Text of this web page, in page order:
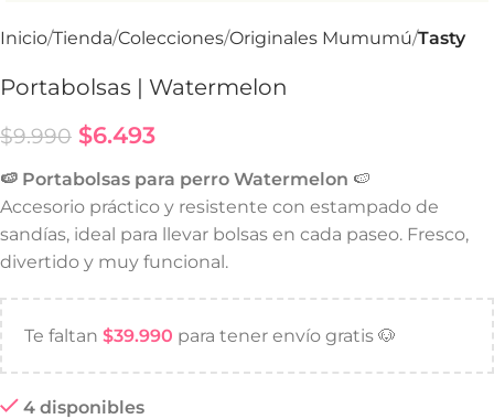
Inicio Tienda Colecciones Originales Mumumú Tasty
Portabolsas | Watermelon
$9.990 $6.493
🍉 Portabolsas para perro Watermelon 🍉
Accesorio práctico y resistente con estampado de
sandías, ideal para llevar bolsas en cada paseo. Fresco,
divertido y muy funcional.
Te faltan $39.990 para tener envío gratis 🐶
4 disponibles